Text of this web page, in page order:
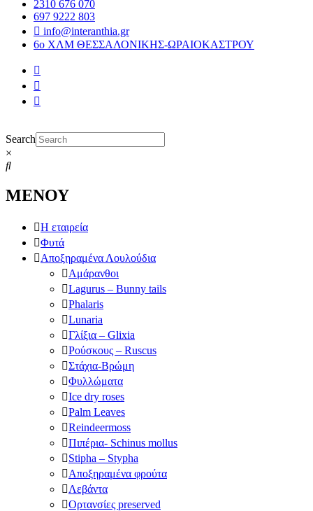
2310 676 070
697 9222 803
info@interanthia.gr
6ο ΧΛΜ ΘΕΣΣΑΛΟΝΙΚΗΣ-ΩΡΑΙΟΚΑΣΤΡΟΥ
Search
×
ΜΕΝΟΥ
Η εταιρεία
Φυτά
Αποξηραμένα Λουλούδια
Αμάρανθοι
Lagurus – Bunny tails
Phalaris
Lunaria
Γλίξια – Glixia
Ρούσκους – Ruscus
Στάχια-Βρώμη
Φυλλώματα
Ice dry roses
Palm Leaves
Reindeermoss
Πιπέρια- Schinus mollus
Stipha – Stypha
Αποξηραμένα φρούτα
Λεβάντα
Ορτανσίες preserved